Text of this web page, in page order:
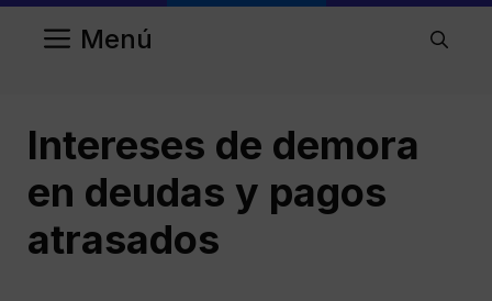
Menú
Intereses de demora
en deudas y pagos
atrasados